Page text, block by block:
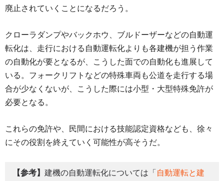
廃止されていくことになるだろう。
クローラダンプやバックホウ、ブルドーザーなどの自動運
転化は、走行における自動運転化よりも各建機が担う作業
の自動化が要となるが、こうした面での自動化も進展して
いる。フォークリフトなどの特殊車両も公道を走行する場
合が少なくないが、こうした際には小型・大型特殊免許が
必要となる。
これらの免許や、民間における技能認定資格なども、徐々
にその役割を終えていく可能性が高そうだ。
【参考】 建機の自動運転化については「 自動運転と建